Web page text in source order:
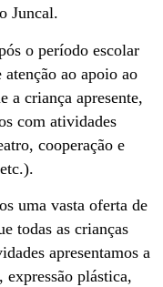
Juncal.
o período escolar
ao apoio ao
a criança apresente,
com atividades
cooperação e
uma vasta oferta de
todas as crianças
apresentamos a
plástica,